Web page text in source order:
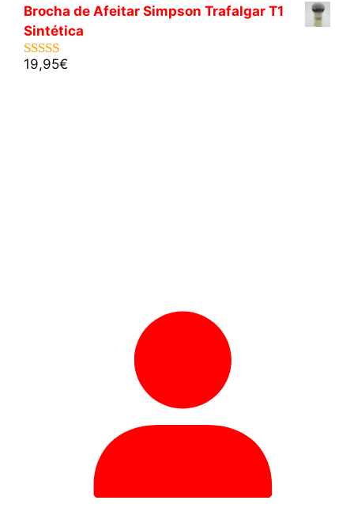
Brocha de Afeitar Simpson Trafalgar T1
Sintética
5.00de 5
19,95€